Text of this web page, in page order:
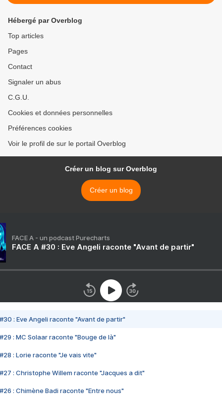
Hébergé par Overblog
Top articles
Pages
Contact
Signaler un abus
C.G.U.
Cookies et données personnelles
Préférences cookies
Voir le profil de sur le portail Overblog
Créer un blog sur Overblog
Créer un blog
FACE A - un podcast Purecharts
FACE A #30 : Eve Angeli raconte "Avant de partir"
#30 : Eve Angeli raconte "Avant de partir"
#29 : MC Solaar raconte "Bouge de là"
#28 : Lorie raconte "Je vais vite"
#27 : Christophe Willem raconte "Jacques a dit"
#26 : Chimène Badi raconte "Entre nous"